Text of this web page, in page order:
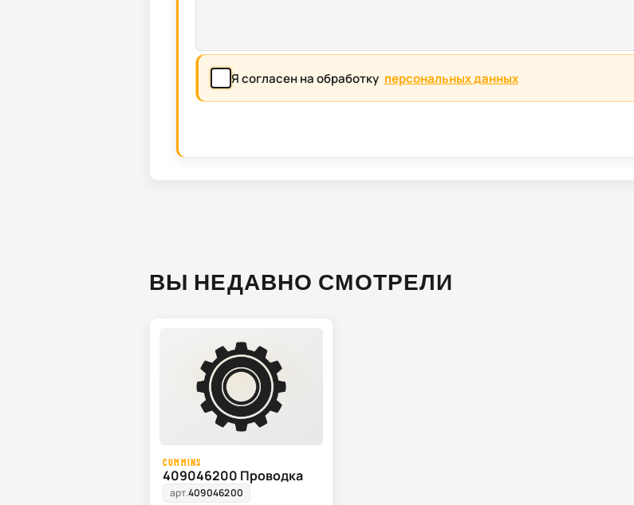
Я согласен на обработку персональных данных
ВЫ НЕДАВНО СМОТРЕЛИ
CUMMINS
409046200 Проводка
арт.409046200